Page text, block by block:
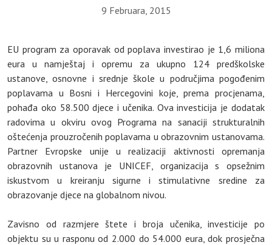
9 Februara, 2015
EU program za oporavak od poplava investirao je 1,6 miliona
eura u namještaj i opremu za ukupno 124 predškolske
ustanove, osnovne i srednje škole u područjima pogođenim
poplavama u Bosni i Hercegovini koje, prema procjenama,
pohađa oko 58.500 djece i učenika. Ova investicija je dodatak
radovima u okviru ovog Programa na sanaciji strukturalnih
oštećenja prouzročenih poplavama u obrazovnim ustanovama.
Partner Evropske unije u realizaciji aktivnosti opremanja
obrazovnih ustanova je UNICEF, organizacija s opsežnim
iskustvom u kreiranju sigurne i stimulativne sredine za
obrazovanje djece na globalnom nivou.
Zavisno od razmjere štete i broja učenika, investicije po
objektu su u rasponu od 2.000 do 54.000 eura, dok prosječna